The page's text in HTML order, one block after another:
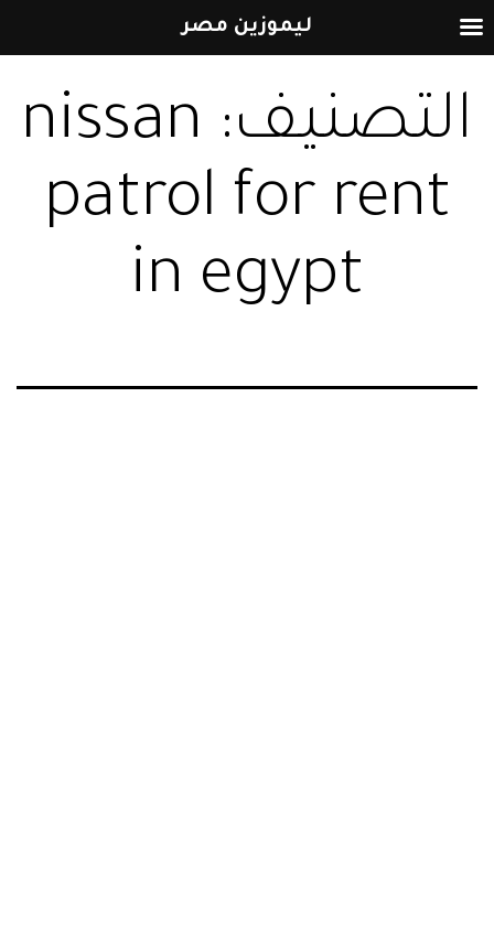
إلى
التصنيف: nissan
patrol for rent
in egypt
ليموزين مصر